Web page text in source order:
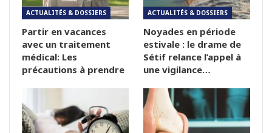
ACTUALITÉS & DOSSIERS
Partir en vacances
avec un traitement
médical: Les
précautions à prendre
ACTUALITÉS & DOSSIERS
Noyades en période
estivale : le drame de
Sétif relance l’appel à
une vigilance…